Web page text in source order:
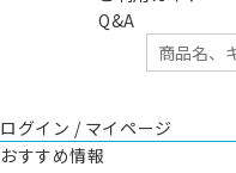
Q&A
ログイン / マイページ
おすすめ情報